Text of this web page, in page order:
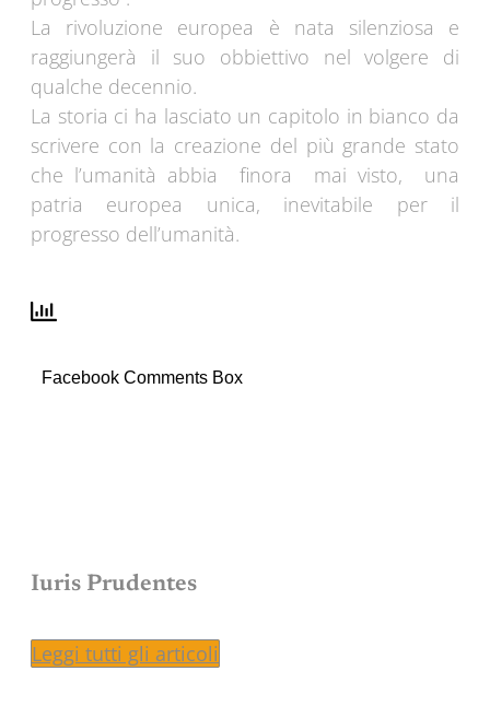
La rivoluzione europea è nata silenziosa e
raggiungerà il suo obbiettivo nel volgere di
qualche decennio.
La storia ci ha lasciato un capitolo in bianco da
scrivere con la creazione del più grande stato
che l’umanità abbia finora mai visto, una
patria europea unica, inevitabile per il
progresso dell’umanità.
Facebook Comments Box
Iuris Prudentes
Leggi tutti gli articoli